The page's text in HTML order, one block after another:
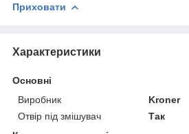
Приховати
Характеристики
Основні
Виробник
Kroner
Отвір під змішувач
Так